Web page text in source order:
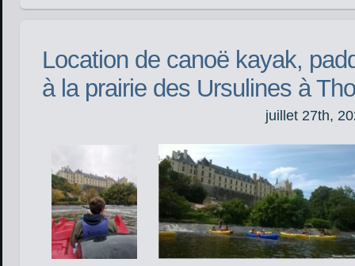
Location de canoë kayak,
à la prairie des Ursulines à
juillet 27th,